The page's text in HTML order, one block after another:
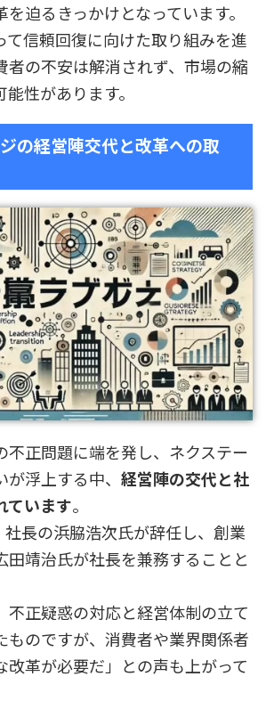
迫るきっかけとなっています。
て信頼回復に向けた取り組みを進
者の不安は解消されず、市場の縮
性があります。
の経営陣交代と改革への取
不正問題に端を発し、ネクステー
浮上する中、 経営陣の交代と社
ています。
長の浜脇浩次氏が辞任し、創業
田靖治氏が社長を兼務することと
不正疑惑の対応と経営体制の立て
ものですが、消費者や業界関係者
改革が必要だ」との声も上がって